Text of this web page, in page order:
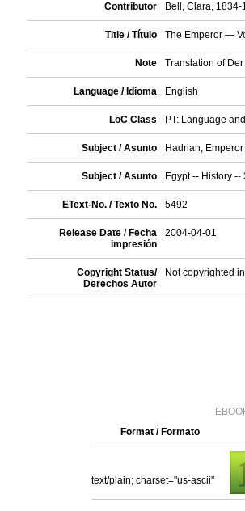
Contributor Bell, Clara,
Title / Título The Emperor —
Note Translation of Der
Language / Idioma English
LoC Class PT: Language
Subject / Asunto Hadrian,
Subject / Asunto Egypt -- History --
EText-No. / Texto No. 5492
Release Date / Fecha
impresión
2004-04-01
Copyright Status/
Derechos Autor
Not copyrighted
Format / Formato
text/plain; charset="us-ascii"